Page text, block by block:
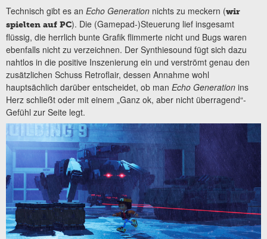
Technisch gibt es an Echo Generation nichts zu meckern (wir
spielten auf PC). Die (Gamepad-)Steuerung lief insgesamt
flüssig, die herrlich bunte Grafik flimmerte nicht und Bugs waren
ebenfalls nicht zu verzeichnen. Der Synthiesound fügt sich dazu
nahtlos in die positive Inszenierung ein und verströmt genau den
zusätzlichen Schuss Retroflair, dessen Annahme wohl
hauptsächlich darüber entscheidet, ob man Echo Generation ins
Herz schließt oder mit einem „Ganz ok, aber nicht überragend“-
Gefühl zur Seite legt.